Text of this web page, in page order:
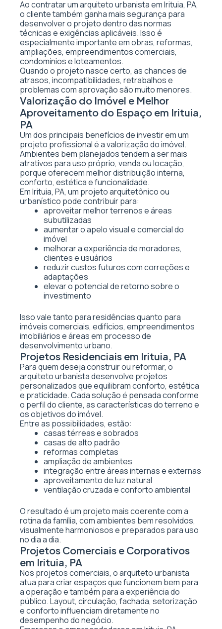
Ao contratar um arquiteto urbanista em Irituia, PA,
o cliente também ganha mais segurança para
desenvolver o projeto dentro das normas
técnicas e exigências aplicáveis. Isso é
especialmente importante em obras, reformas,
ampliações, empreendimentos comerciais,
condomínios e loteamentos.
Quando o projeto nasce certo, as chances de
atrasos, incompatibilidades, retrabalhos e
problemas com aprovação são muito menores.
Valorização do Imóvel e Melhor
Aproveitamento do Espaço em Irituia,
PA
Um dos principais benefícios de investir em um
projeto profissional é a valorização do imóvel.
Ambientes bem planejados tendem a ser mais
atrativos para uso próprio, venda ou locação,
porque oferecem melhor distribuição interna,
conforto, estética e funcionalidade.
Em Irituia, PA, um projeto arquitetônico ou
urbanístico pode contribuir para:
aproveitar melhor terrenos e áreas
subutilizadas
aumentar o apelo visual e comercial do
imóvel
melhorar a experiência de moradores,
clientes e usuários
reduzir custos futuros com correções e
adaptações
elevar o potencial de retorno sobre o
investimento
Isso vale tanto para residências quanto para
imóveis comerciais, edifícios, empreendimentos
imobiliários e áreas em processo de
desenvolvimento urbano.
Projetos Residenciais em Irituia, PA
Para quem deseja construir ou reformar, o
arquiteto urbanista desenvolve projetos
personalizados que equilibram conforto, estética
e praticidade. Cada solução é pensada conforme
o perfil do cliente, as características do terreno e
os objetivos do imóvel.
Entre as possibilidades, estão:
casas térreas e sobrados
casas de alto padrão
reformas completas
ampliação de ambientes
integração entre áreas internas e externas
aproveitamento de luz natural
ventilação cruzada e conforto ambiental
O resultado é um projeto mais coerente com a
rotina da família, com ambientes bem resolvidos,
visualmente harmoniosos e preparados para uso
no dia a dia.
Projetos Comerciais e Corporativos
em Irituia, PA
Nos projetos comerciais, o arquiteto urbanista
atua para criar espaços que funcionem bem para
a operação e também para a experiência do
público. Layout, circulação, fachada, setorização
e conforto influenciam diretamente no
desempenho do negócio.